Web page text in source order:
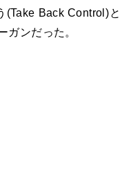
(Take Back Control)と
ガンだった。